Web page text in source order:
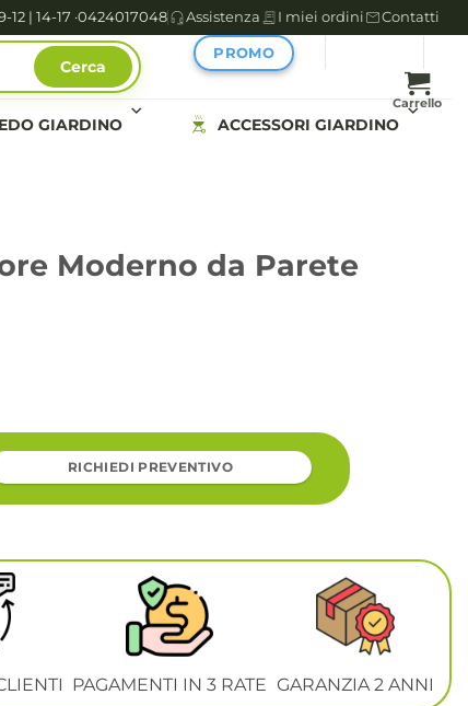
12 | 14-17 ·0424017048 Assistenza I miei ordini Contatti
Cerca
PROMO
Carrello
GIARDINO ACCESSORI GIARDINO
Moderno da Parete
RICHIEDI PREVENTIVO
PAGAMENTI IN 3 RATE GARANZIA 2 ANNI